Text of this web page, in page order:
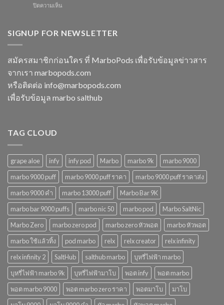
2568
พลาด
ใช้
หลาก
เลือก
ตอบ
โจทย์
ในปี
2568
ปิดความเห็น
puff
แล้ว
ทิ้ง
บุหรี่
ยอด
นิยม
SIGNUP FOR NEWSLETTER
สมัครสมาชิกก่อนใคร ที่ MarboPods เพื่อรับข้อมูลข่าวสาร
จากเรา marbopods.com
หรือติดต่อ info@marbopods.com
เพื่อรับข้อมูล marbo salthub
TAG CLOUD
grape aloe infy infy pod Marbo marbo 9k
marbo 9000
marbo 9000 puff
marbo 9000 puff ราคา
marbo 9000 puff ราคาส่ง
marbo 9000 คํา
marbo 13000 puff
Marbo Bar 9K
marbo bar 9000 puffs
marbo nic 50 marbo pod
Marbo SaltNic
Marbo Zero
marbo zero pod marbo zero หัวพอต
marbo หัวพอต
marbo ใช้แล้วทิ้ง
pod marbo relx relx creator
relx infinity
relx infinity 2
SaltHub salthub marbo
บุหรี่ไฟฟ้า marbo
บุหรี่ไฟฟ้า marbo 9k
บุหรี่ไฟฟ้ามาโบ พอต infy
พอต marbo
พอต marbo 9000
พอต marbo zero ราคา พอตมาโบ
มาโบ